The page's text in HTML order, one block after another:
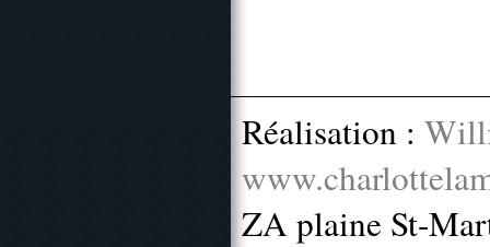
Réalisation :
ZA plaine St-